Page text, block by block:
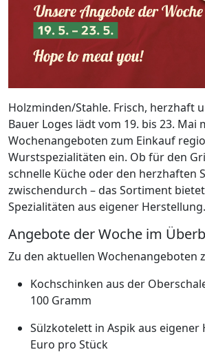
Holzminden/Stahle. Frisch, herzhaft
Bauer Loges lädt vom 19. bis 23. Mai
Wochenangeboten zum Einkauf
Wurstspezialitäten ein. Ob für den
schnelle Küche oder den herzhaften
zwischendurch – das Sortiment
Spezialitäten aus eigener Herstellung.
Angebote der Woche im
Zu den aktuellen Wochenangeboten
Kochschinken aus der
100 Gramm
Sülzkotelett in Aspik aus eigener
Euro pro Stück